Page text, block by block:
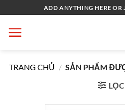
qua
nội
ADD ANYTHING HERE OR
TRANG CHỦ / SẢN PHẨM
LỌC